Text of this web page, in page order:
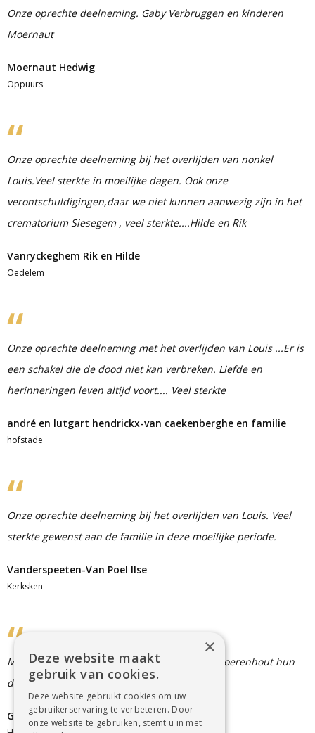
Onze oprechte deelneming. Gaby Verbruggen en kinderen
Moernaut
Moernaut Hedwig
Oppuurs
Onze oprechte deelneming bij het overlijden van nonkel
Louis.Veel sterkte in moeilijke dagen. Ook onze
verontschuldigingen,daar we niet kunnen aanwezig zijn in het
crematorium Siesegem , veel sterkte....Hilde en Rik
Vanryckeghem Rik en Hilde
Oedelem
Onze oprechte deelneming met het overlijden van Louis ...Er is
een schakel die de dood niet kan verbreken. Liefde en
herinneringen leven altijd voort.... Veel sterkte
andré en lutgart hendrickx-van caekenberghe en familie
hofstade
Onze oprechte deelneming bij het overlijden van Louis. Veel
sterkte gewenst aan de familie in deze moeilijke periode.
Vanderspeeten-Van Poel Ilse
Kerksken
Mijn echtgenote en ikzelf bieden de familie Moerenhout hun
diep medeleven aan.
Gravez Paul De Keersmaeker
×
Deze website maakt
gebruik van cookies.
Deze website gebruikt cookies om uw
gebruikerservaring te verbeteren. Door
onze website te gebruiken, stemt u in met